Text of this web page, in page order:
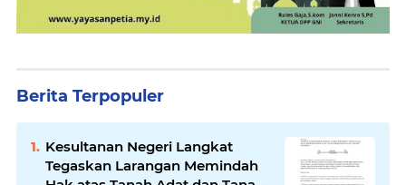
Berita Terpopuler
Kesultanan Negeri Langkat
Tegaskan Larangan Memindah